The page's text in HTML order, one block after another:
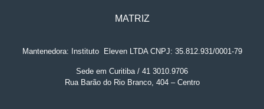
MATRIZ
Mantenedora: Instituto. Eleven LTDA CNPJ: 35.812.931/0001-79
Sede em Curitiba / 41 3010.9706
Rua Barão do Rio Branco, 404 – Centro